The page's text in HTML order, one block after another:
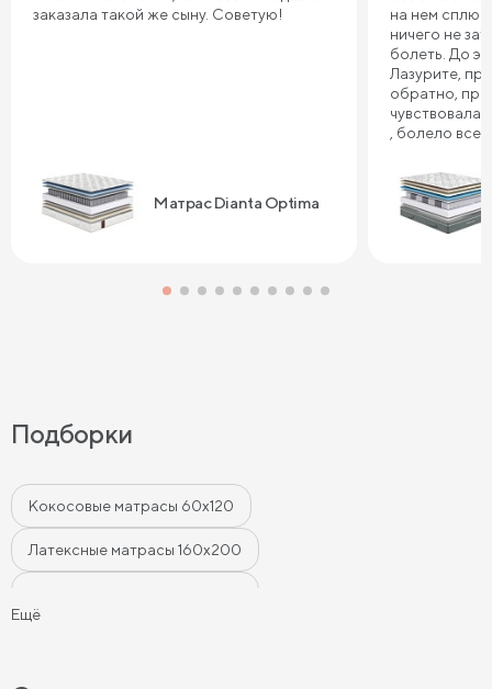
заказала такой же сыну. Советую!
Матрас Dianta Optima
на нем сплю.
ничего не
болеть. До
Лазурите,
обратно,
чувствовала
, болело все
Сонум к
дня .
Подборки
Кокосовые матрасы 60х120
Латексные матрасы 160х200
Ещё